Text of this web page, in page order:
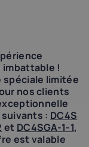
!
spéciale limitée
nos clients
: DC4S
et DC4SGA-1-1,
est valable